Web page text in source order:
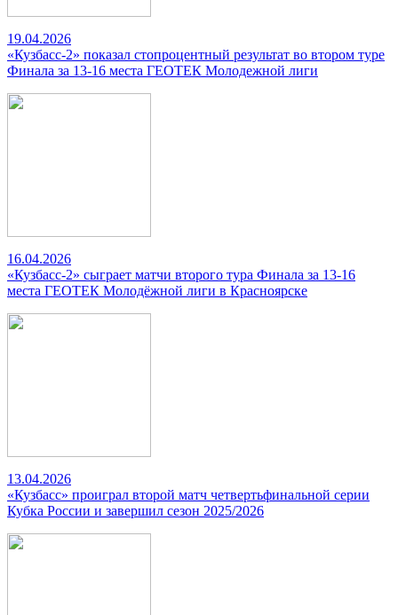
19.04.2026
«Кузбасс-2» показал стопроцентный результат во втором туре
Финала за 13-16 места ГЕОТЕК Молодежной лиги
16.04.2026
«Кузбасс-2» сыграет матчи второго тура Финала за 13-16
места ГЕОТЕК Молодёжной лиги в Красноярске
13.04.2026
«Кузбасс» проиграл второй матч четвертьфинальной серии
Кубка России и завершил сезон 2025/2026